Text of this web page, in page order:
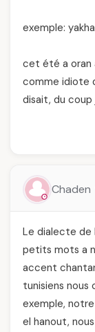
exemple:
cet été a oran
comme idiote
disait, du coup
Chaden
Le dialecte de
petits mots a
accent
tunisiens nous
exemple,
el hanout,